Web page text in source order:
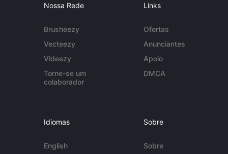
Nossa Rede
Brusheezy
Vecteezy
Videezy
Torne-se um
colaborador
Links
Ofertas
Anunciantes
Apoio
DMCA
Idiomas
English
Sobre
Sobre